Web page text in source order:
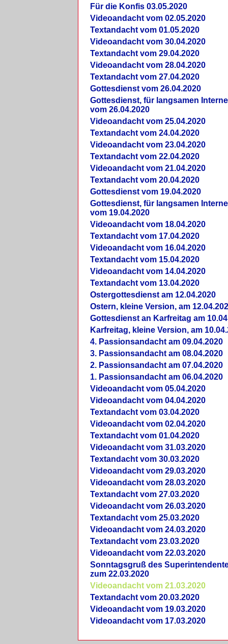
Für die Konfis 03.05.2020
Videoandacht vom 02.05.2020
Textandacht vom 01.05.2020
Videoandacht vom 30.04.2020
Textandacht vom 29.04.2020
Videoandacht vom 28.04.2020
Textandacht vom 27.04.2020
Gottesdienst vom 26.04.2020
Gottesdienst, für langsamen
vom 26.04.2020
Videoandacht vom 25.04.2020
Textandacht vom 24.04.2020
Videoandacht vom 23.04.2020
Textandacht vom 22.04.2020
Videoandacht vom 21.04.2020
Textandacht vom 20.04.2020
Gottesdienst vom 19.04.2020
Gottesdienst, für langsamen
vom 19.04.2020
Videoandacht vom 18.04.2020
Textandacht vom 17.04.2020
Videoandacht vom 16.04.2020
Textandacht vom 15.04.2020
Videoandacht vom 14.04.2020
Textandacht vom 13.04.2020
Ostergottesdienst am 12.04.2020
Ostern, kleine Version, am
Gottesdienst an Karfreitag am
Karfreitag, kleine Version, am
4. Passionsandacht am 09.04.2020
3. Passionsandacht am 08.04.2020
2. Passionsandacht am 07.04.2020
1. Passionsandacht am 06.04.2020
Videoandacht vom 05.04.2020
Videoandacht vom 04.04.2020
Textandacht vom 03.04.2020
Videoandacht vom 02.04.2020
Textandacht vom 01.04.2020
Videoandacht vom 31.03.2020
Textandacht vom 30.03.2020
Videoandacht vom 29.03.2020
Videoandacht vom 28.03.2020
Textandacht vom 27.03.2020
Videoandacht vom 26.03.2020
Textandacht vom 25.03.2020
Videoandacht vom 24.03.2020
Textandacht vom 23.03.2020
Videoandacht vom 22.03.2020
Sonntagsgruß des
zum 22.03.2020
Videoandacht vom 21.03.2020
Textandacht vom 20.03.2020
Videoandacht vom 19.03.2020
Videoandacht vom 17.03.2020